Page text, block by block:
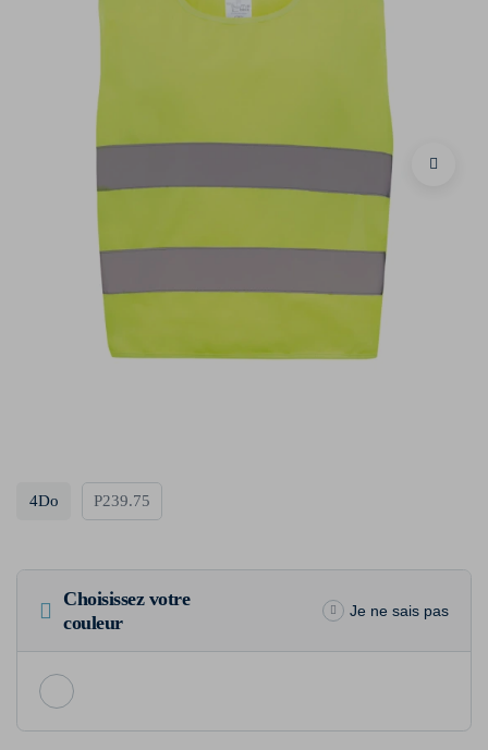
4Do P239.75
Choisissez votre
couleur
Je ne sais pas